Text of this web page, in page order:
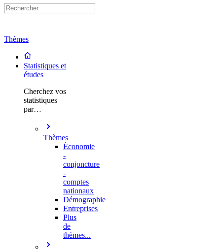
Thèmes
Statistiques et
études
Cherchez vos
statistiques
par…
Thèmes
Économie
-
conjoncture
-
comptes
nationaux
Démographie
Entreprises
Plus
de
thèmes...